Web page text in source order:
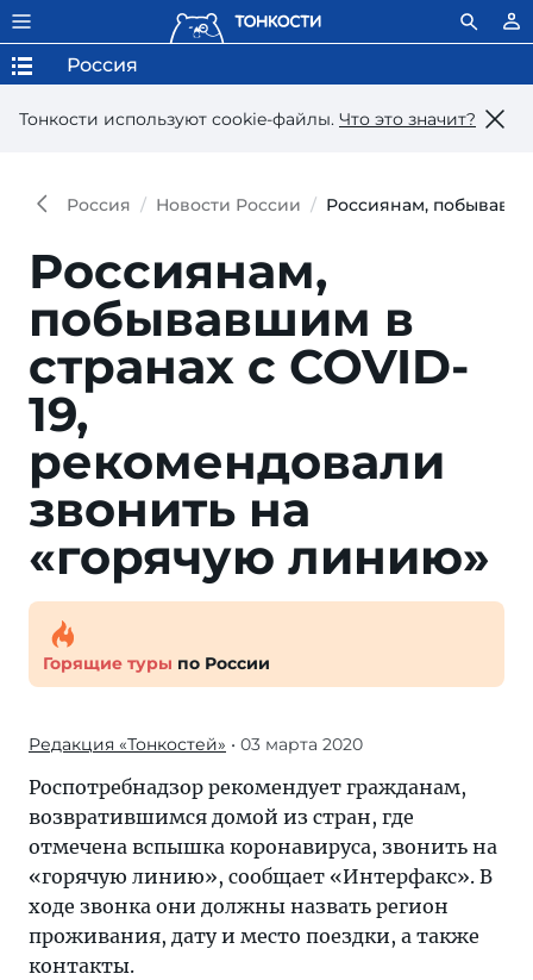
Тонкости используют сookie-файлы. Что это значит?
Россия
Россия Новости России Россиянам,
Россиянам,
побывавшим в
странах с COVID-
19,
рекомендовали
звонить на
«горячую линию»
Горящие туры по России
Редакция «Тонкостей» • 03 марта 2020
Роспотребнадзор рекомендует гражданам,
возвратившимся домой из стран, где
отмечена вспышка коронавируса, звонить на
«горячую линию», сообщает «Интерфакс». В
ходе звонка они должны назвать регион
проживания, дату и место поездки, а также
контакты.